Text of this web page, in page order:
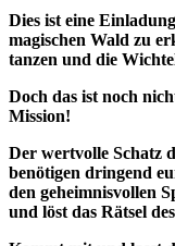
Dies ist eine
magischen Wald zu
tanzen und die
Doch das ist noch
Mission!
Der wertvolle Schatz
benötigen dringend
den geheimnisvollen
und löst das Rätsel